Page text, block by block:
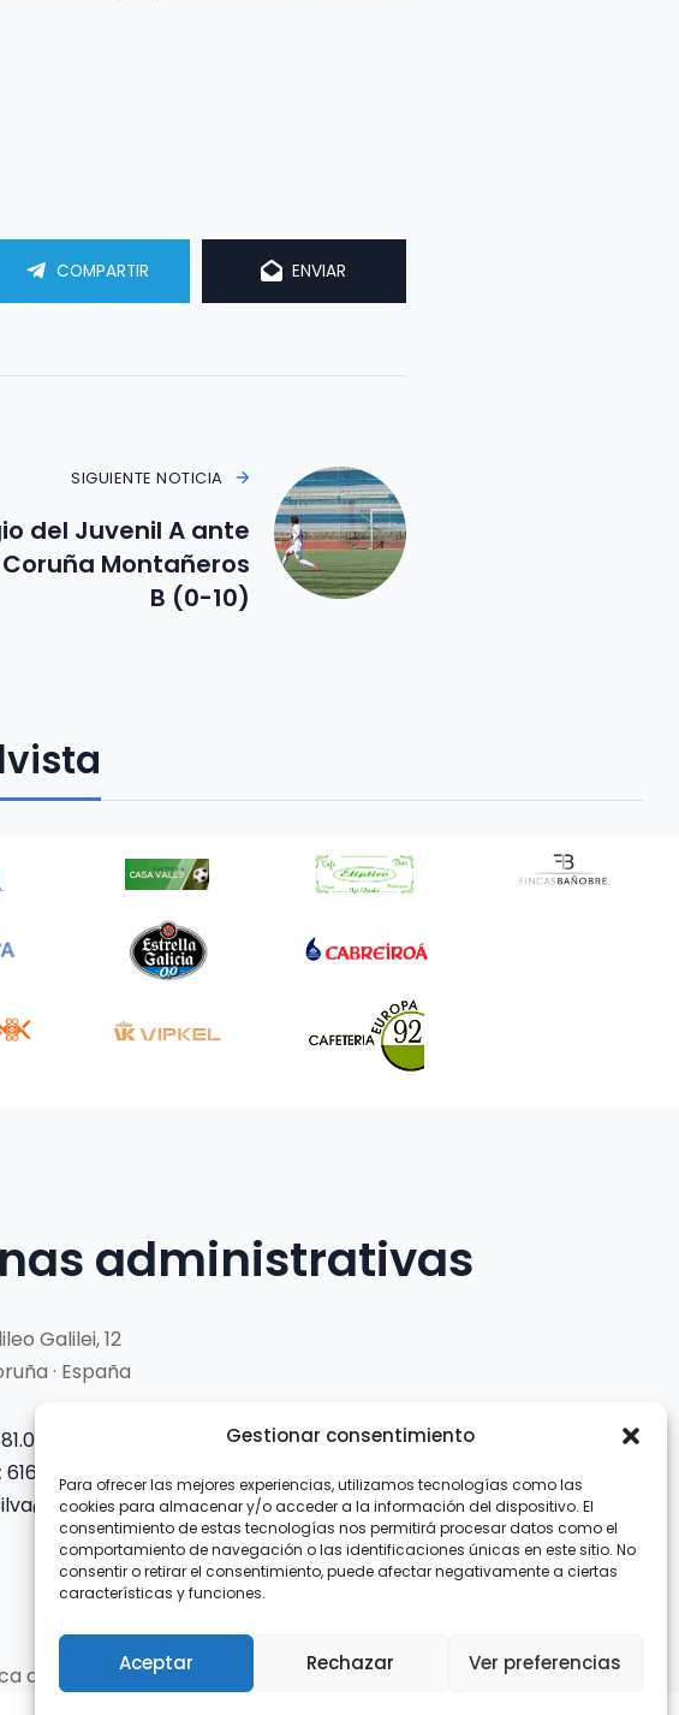
Gestionar consentimiento
Para ofrecer las mejores experiencias, utilizamos tecnologías como las
cookies para almacenar y/o acceder a la información del dispositivo. El
consentimiento de estas tecnologías nos permitirá procesar datos como el
comportamiento de navegación o las identificaciones únicas en este sitio. No
consentir o retirar el consentimiento, puede afectar negativamente a ciertas
características y funciones.
Aceptar Rechazar Ver preferencias
COMPARTIR ENVIAR
SIGUIENTE NOTICIA
del Juvenil A ante
Montañeros
B (0-10)
administrativas
Galilei, 12
· España
: 616.897.466
de Cookies